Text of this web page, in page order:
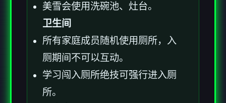
美雪会使用洗碗池、灶台。
卫生间
所有家庭成员随机使用厕所，入
厕期间不可以互动。
学习闯入厕所绝技可强行进入厕
所。